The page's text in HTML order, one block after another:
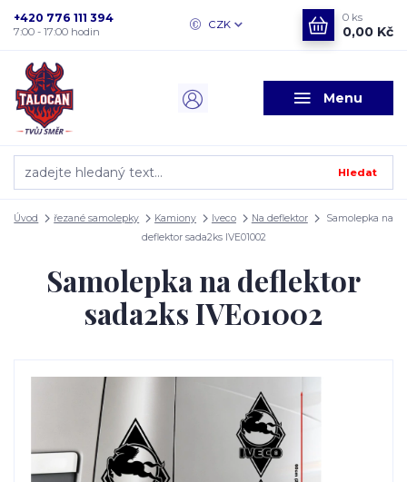
Menu
CZK
Hledat
+420 776 111 394
7:00 - 17:00 hodin
0 ks
0,00 Kč
Úvod řezané samolepky Kamiony Iveco Na deflektor
Samolepka na
deflektor sada2ks IVE01002
Samolepka na deflektor
sada2ks IVE01002